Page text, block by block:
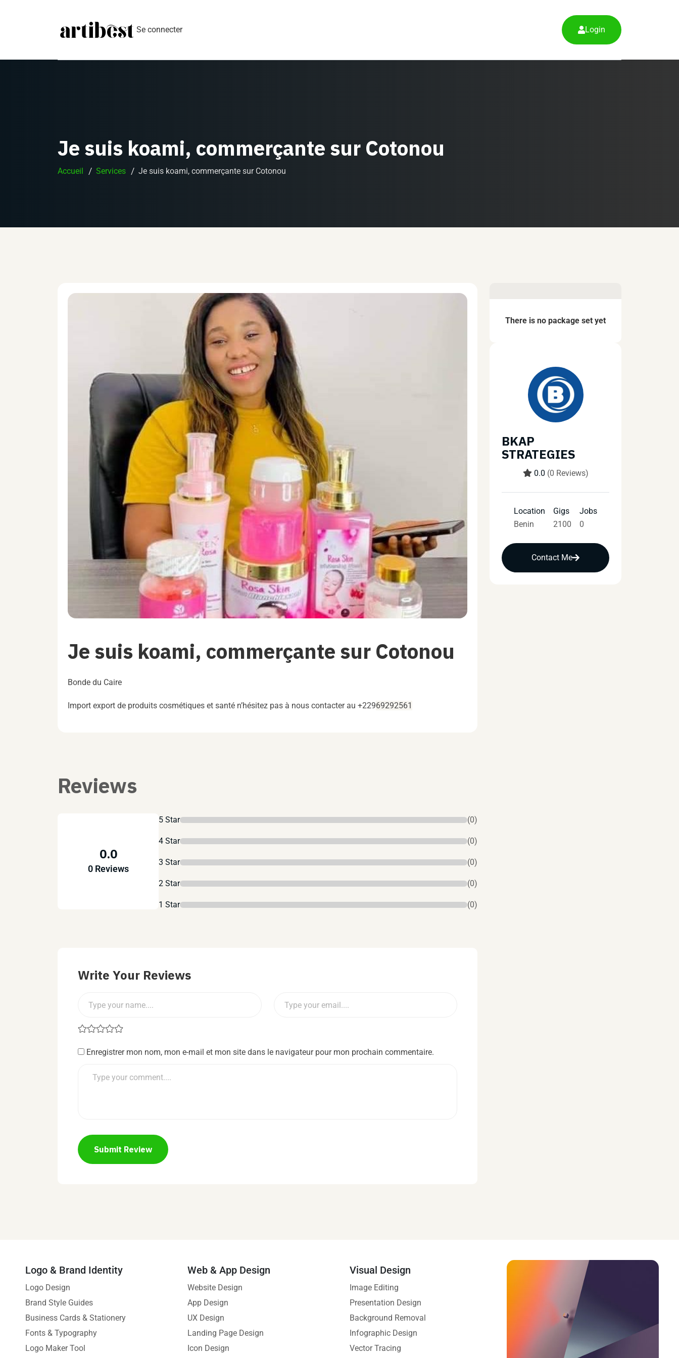
Se connecter Login
Je suis koami, commerçante sur Cotonou
Accueil Services Je suis koami, commerçante sur Cotonou
Je suis koami, commerçante sur Cotonou
Bonde du Caire
Import export de produits cosmétiques et santé n’hésitez pas à nous contacter au +22969292561
Reviews
0.0
0 Reviews
5 Star (0)
4 Star (0)
3 Star (0)
2 Star (0)
1 Star (0)
Write Your Reviews
Enregistrer mon nom, mon e-mail et mon site dans le navigateur pour mon prochain commentaire.
Submit Review
There is no package set yet
BKAP
STRATEGIES
0.0 (0 Reviews)
Location
Benin
Gigs
2100
Jobs
0
Contact Me
Logo & Brand Identity
Logo Design
Brand Style Guides
Business Cards & Stationery
Fonts & Typography
Logo Maker Tool
Web & App Design
Website Design
App Design
UX Design
Landing Page Design
Icon Design
Visual Design
Image Editing
Presentation Design
Background Removal
Infographic Design
Vector Tracing